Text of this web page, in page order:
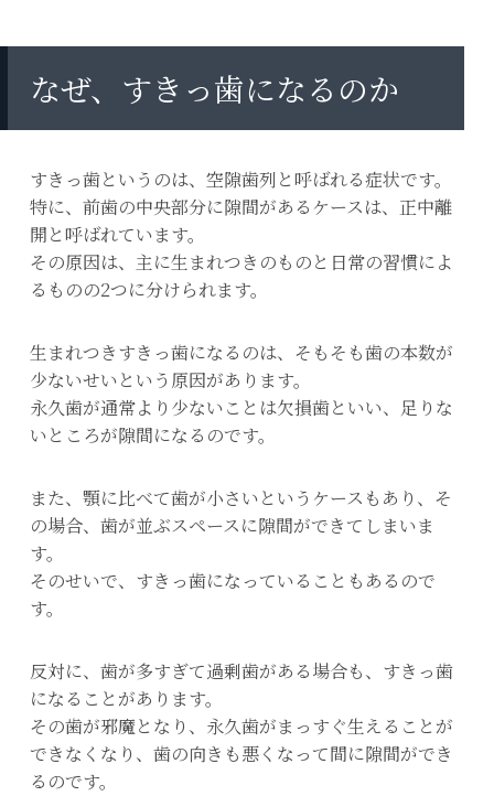
なぜ、すきっ歯になるのか
すきっ歯というのは、空隙歯列と呼ばれる症状です。
特に、前歯の中央部分に隙間があるケースは、正中離
開と呼ばれています。
その原因は、主に生まれつきのものと日常の習慣によ
るものの2つに分けられます。
生まれつきすきっ歯になるのは、そもそも歯の本数が
少ないせいという原因があります。
永久歯が通常より少ないことは欠損歯といい、足りな
いところが隙間になるのです。
また、顎に比べて歯が小さいというケースもあり、そ
の場合、歯が並ぶスペースに隙間ができてしまいま
す。
そのせいで、すきっ歯になっていることもあるので
す。
反対に、歯が多すぎて過剰歯がある場合も、すきっ歯
になることがあります。
その歯が邪魔となり、永久歯がまっすぐ生えることが
できなくなり、歯の向きも悪くなって間に隙間ができ
るのです。